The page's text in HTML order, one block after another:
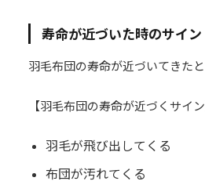
寿命が近づいた時のサイン
羽毛布団の寿命が近づいてきた
【羽毛布団の寿命が近づくサイン
羽毛が飛び出してくる
布団が汚れてくる